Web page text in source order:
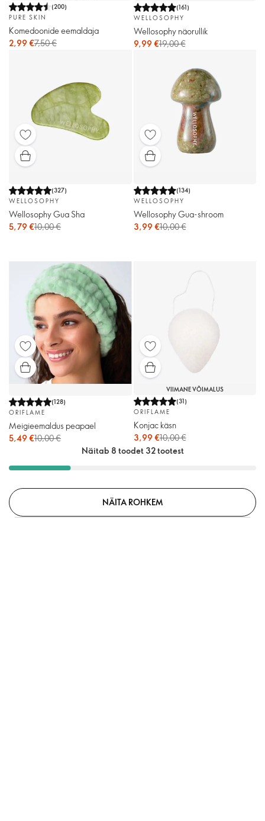
(200)
PURE SKIN
Komedoonide eemaldaja
2,99 €7,50 €
(161)
WELLOSOPHY
Wellosophy näorullik
9,99 €19,00 €
(327)
WELLOSOPHY
Wellosophy Gua Sha
5,79 €10,00 €
(134)
WELLOSOPHY
Wellosophy Gua-shroom
3,99 €10,00 €
(128)
ORIFLAME
Meigieemaldus peapael
5,49 €10,00 €
VIIMANE VÕIMALUS
(31)
ORIFLAME
Konjac käsn
3,99 €10,00 €
Näitab 8 toodet 32 tootest
NÄITA ROHKEM